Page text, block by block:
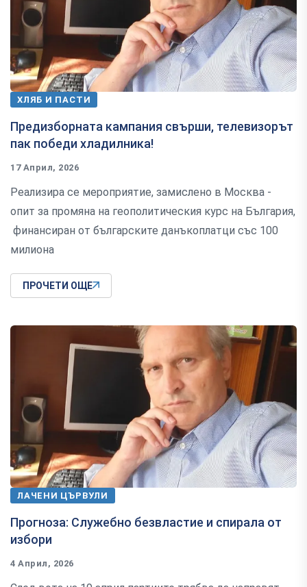
ХЛЯБ И ПАСТИ
Предизборната кампания свърши, телевизорът
пак победи хладилника!
17 Април, 2026
Реализира се мероприятие, замислено в Москва -
опит за промяна на геополитическия курс на България,
финансиран от българските данъкоплатци със 100
милиона
ПРОЧЕТИ ОЩЕ
ЛАЧЕНИ ЦЪРВУЛИ
Прогноза: Служебно безвластие и спирала от
избори
4 Април, 2026